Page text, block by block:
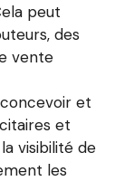
peut
des
vente
et
et
visibilité de
les